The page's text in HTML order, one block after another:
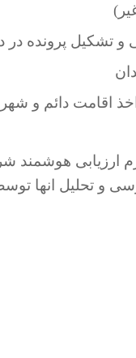
تشکیل پرونده در
دائم و
ارزیابی
و تحلیل